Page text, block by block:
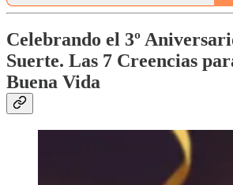
Celebrando el 3º
Suerte. Las 7 Creencias
Buena Vida